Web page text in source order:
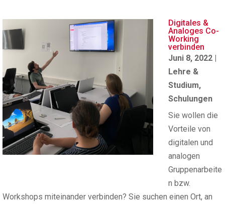
Digitales &
Analoges Co-
Working
verbinden
Juni 8, 2022 |
Lehre &
Studium,
Schulungen
Sie wollen die
Vorteile von
digitalen und
analogen
Gruppenarbeite
n bzw.
Workshops miteinander verbinden? Sie suchen einen Ort, an